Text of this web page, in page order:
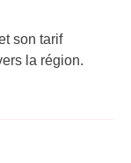
son tarif
la région.